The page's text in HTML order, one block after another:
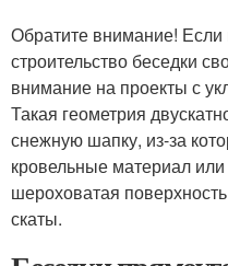
Обратите внимание! Если
строительство беседки
внимание на проекты с
Такая геометрия
снежную шапку, из-за
кровельные материал
шероховатая
скаты.